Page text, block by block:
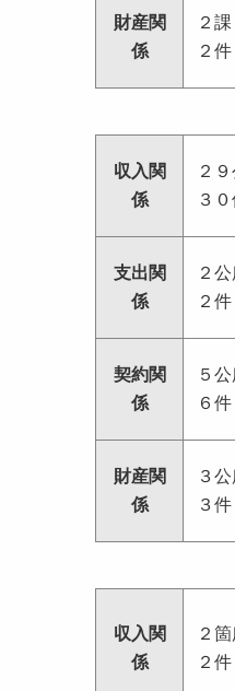
財産関
係
２課
２件
収入関
係
２
３
支出関
係
２
２件
契約関
係
５
６件
財産関
係
３
３件
収入関
係
２
２件